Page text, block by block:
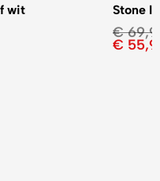
Stone Island 3 kleuren